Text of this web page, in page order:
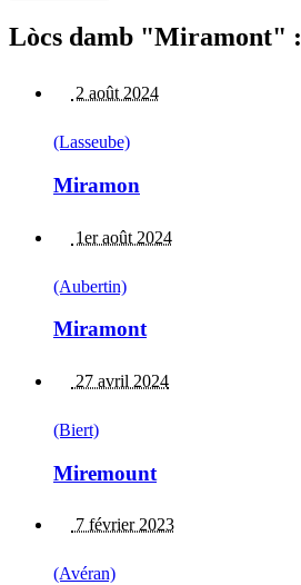
Lòcs damb "Miramont" :
2 août 2024
(Lasseube)
Miramon
1er août 2024
(Aubertin)
Miramont
27 avril 2024
(Biert)
Miremount
7 février 2023
(Avéran)